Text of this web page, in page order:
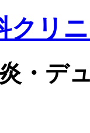
クリ
・デ